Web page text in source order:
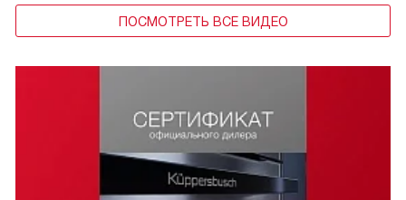
ПОСМОТРЕТЬ ВСЕ ВИДЕО